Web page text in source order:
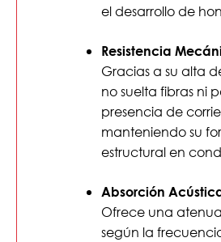
el desarrollo de
Resistencia
Gracias a su alta
no suelta fibras ni
presencia de
manteniendo su
estructural en
Absorción
Ofrece una
según la